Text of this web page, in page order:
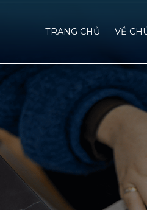
TRANG CHỦ VỀ